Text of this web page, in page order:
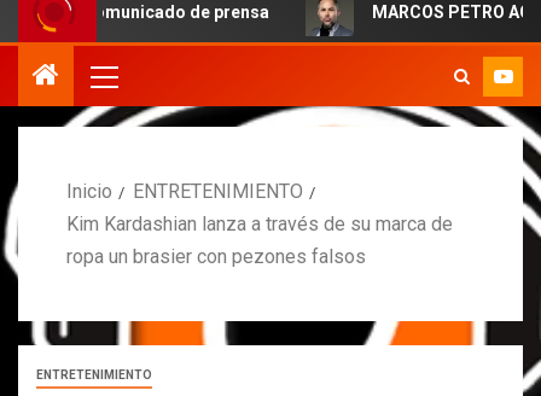
de prensa MARCOS PETRO ACLARA QUE
Inicio
ENTRETENIMIENTO
Kim Kardashian lanza a través de su marca de
ropa un brasier con pezones falsos
ENTRETENIMIENTO